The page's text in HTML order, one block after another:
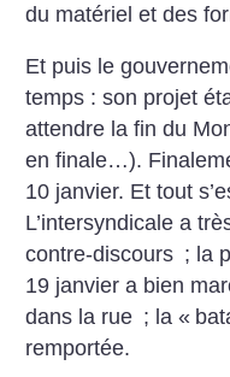
du matériel et des
Et puis le
temps : son projet
attendre la fin du
en finale…).
10 janvier. Et tout
L’intersyndicale a
contre-discours ; la
19 janvier a bien
dans la rue ; la «
remportée.